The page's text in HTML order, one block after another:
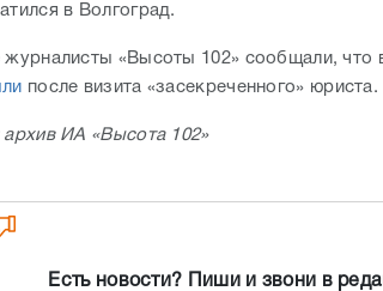
в Волгоград.
журналисты «Высоты 102» сообщали, что
после визита «засекреченного»
ИА «Высота 102»
Есть новости? Пиши и звони в